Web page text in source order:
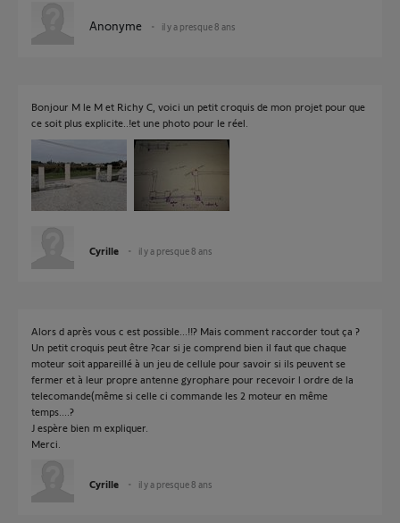
Anonyme il y a presque 8 ans
Bonjour M le M et Richy C, voici un petit croquis de mon projet pour que
ce soit plus explicite..!et une photo pour le réel.
Cyrille il y a presque 8 ans
Alors d après vous c est possible...!!? Mais comment raccorder tout ça ?
Un petit croquis peut être ?car si je comprend bien il faut que chaque
moteur soit appareillé à un jeu de cellule pour savoir si ils peuvent se
fermer et à leur propre antenne gyrophare pour recevoir l ordre de la
telecomande(même si celle ci commande les 2 moteur en même
temps....?
J espère bien m expliquer.
Merci.
Cyrille il y a presque 8 ans